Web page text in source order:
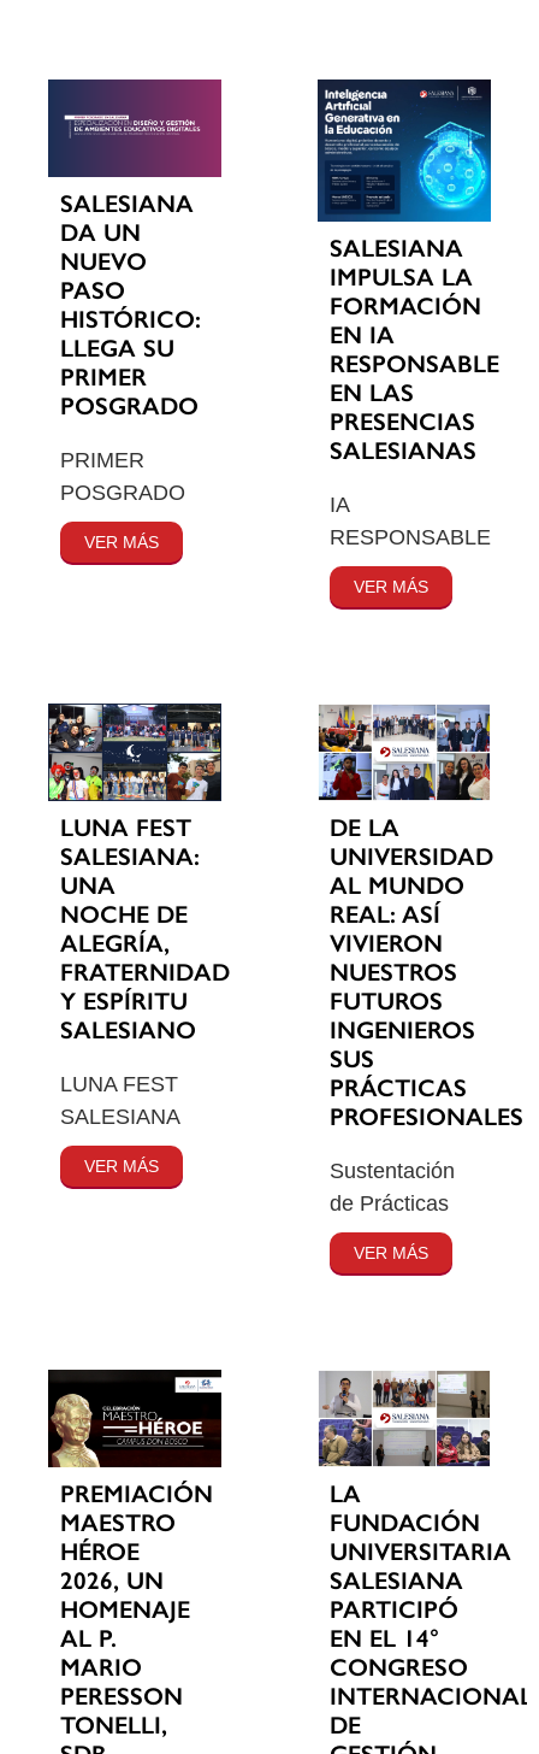
SALESIANA
DA UN
NUEVO
PASO
HISTÓRICO:
LLEGA SU
PRIMER
POSGRADO
PRIMER
POSGRADO
VER MÁS
SALESIANA
IMPULSA LA
FORMACIÓN
EN IA
RESPONSABLE
EN LAS
PRESENCIAS
SALESIANAS
IA
RESPONSABLE
VER MÁS
LUNA FEST
SALESIANA:
UNA
NOCHE DE
ALEGRÍA,
FRATERNIDAD
Y ESPÍRITU
SALESIANO
LUNA FEST
SALESIANA
VER MÁS
DE LA
UNIVERSIDAD
AL MUNDO
REAL: ASÍ
VIVIERON
NUESTROS
FUTUROS
INGENIEROS
SUS
PRÁCTICAS
PROFESIONALES
Sustentación
de Prácticas
VER MÁS
PREMIACIÓN
MAESTRO
HÉROE
2026, UN
HOMENAJE
AL P.
MARIO
PERESSON
TONELLI,
LA
FUNDACIÓN
UNIVERSITARIA
SALESIANA
PARTICIPÓ
EN EL 14°
CONGRESO
INTERNACIONAL
DE